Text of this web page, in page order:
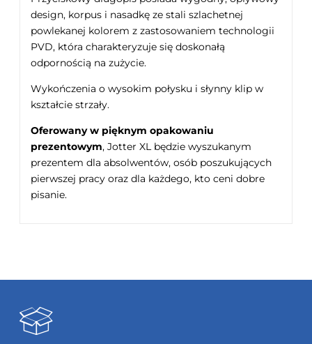
design, korpus i nasadkę ze stali szlachetnej
powlekanej kolorem z zastosowaniem technologii
PVD, która charakteryzuje się doskonałą
odpornością na zużycie.
Wykończenia o wysokim połysku i słynny klip w
kształcie strzały.
Oferowany w pięknym opakowaniu
prezentowym, Jotter XL będzie wyszukanym
prezentem dla absolwentów, osób poszukujących
pierwszej pracy oraz dla każdego, kto ceni dobre
pisanie.